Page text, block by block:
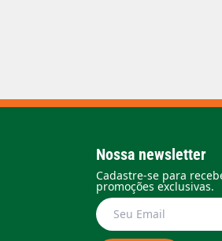
Nossa newsletter
Cadastre-se para
promoções exclusivas.